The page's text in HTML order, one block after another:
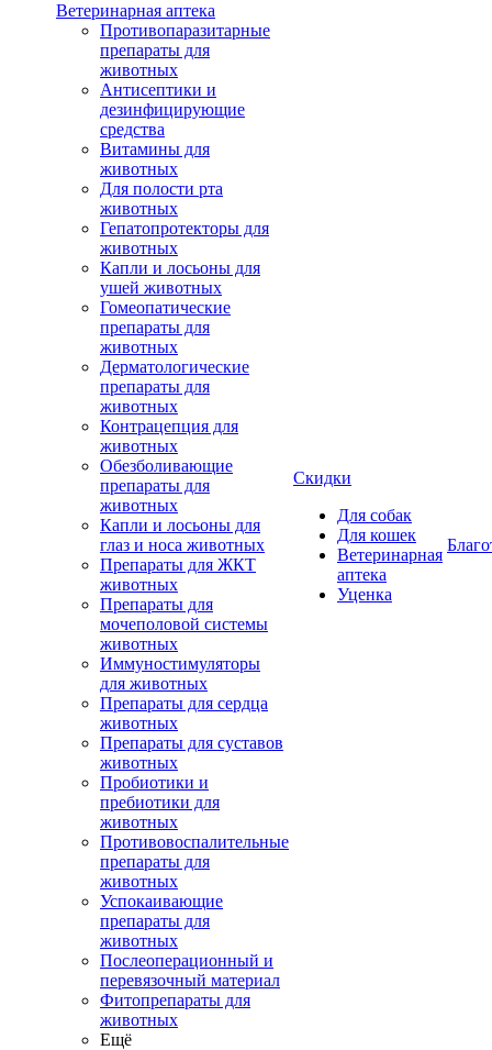
Ветеринарная аптека
Противопаразитарные
препараты для
животных
Антисептики и
дезинфицирующие
средства
Витамины для
животных
Для полости рта
животных
Гепатопротекторы для
животных
Капли и лосьоны для
ушей животных
Гомеопатические
препараты для
животных
Дерматологические
препараты для
животных
Контрацепция для
животных
Обезболивающие
препараты для
животных
Капли и лосьоны для
глаз и носа животных
Препараты для ЖКТ
животных
Препараты для
мочеполовой системы
животных
Иммуностимуляторы
для животных
Препараты для сердца
животных
Препараты для суставов
животных
Пробиотики и
пребиотики для
животных
Противовоспалительные
препараты для
животных
Успокаивающие
препараты для
животных
Послеоперационный и
перевязочный материал
Фитопрепараты для
животных
Ещё
Скидки
Для собак
Для кошек
Ветеринарная
аптека
Уценка